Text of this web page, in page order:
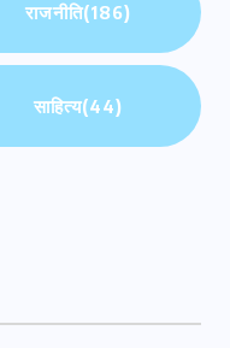
राजनीति(186)
साहित्य(44)